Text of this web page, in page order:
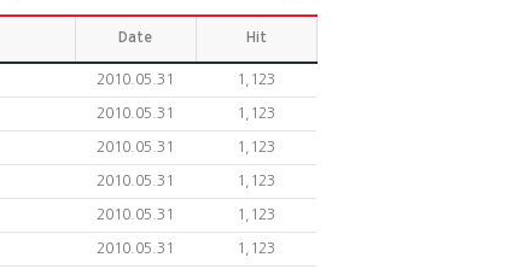
Date Hit
2010.05.31 1,123
2010.05.31 1,123
2010.05.31 1,123
2010.05.31 1,123
2010.05.31 1,123
2010.05.31 1,123